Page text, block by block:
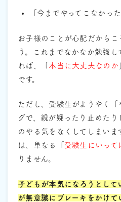
「今までやってこなかっ
お子様のことが心配だから
う。これまでなかなか勉強
れば、「 本当に大丈夫なのか
です。
ただし、受験生がようやく
グで、親が疑ったり止めたり
のやる気をなくしてしまいま
は、単なる「 受験生にいって
りません。
子どもが本気になろうとして
が無意識にブレーキをかけて